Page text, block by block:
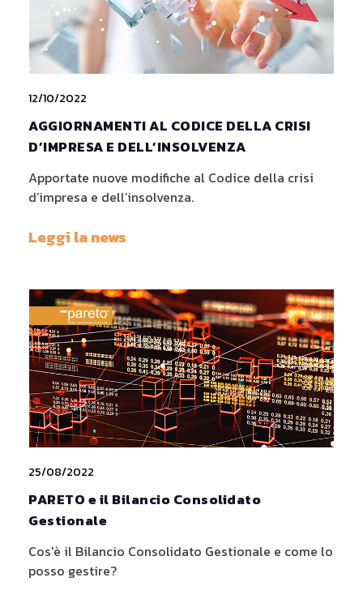
12/10/2022
AGGIORNAMENTI AL CODICE DELLA CRISI
D’IMPRESA E DELL’INSOLVENZA
Apportate nuove modifiche al Codice della crisi
d’impresa e dell’insolvenza.
Leggi la news
25/08/2022
PARETO e il Bilancio Consolidato
Gestionale
Cos'è il Bilancio Consolidato Gestionale e come lo
posso gestire?